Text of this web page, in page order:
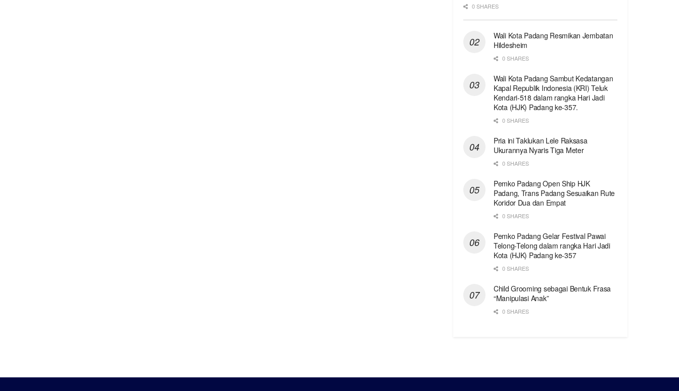
0 SHARES
Wali Kota Padang Resmikan Jembatan
Hildesheim
0 SHARES
Wali Kota Padang Sambut Kedatangan
Kapal Republik Indonesia (KRI) Teluk
Kendari-518 dalam rangka Hari Jadi
Kota (HJK) Padang ke-357.
0 SHARES
Pria ini Taklukan Lele Raksasa
Ukurannya Nyaris Tiga Meter
0 SHARES
Pemko Padang Open Ship HJK
Padang, Trans Padang Sesuaikan Rute
Koridor Dua dan Empat
0 SHARES
Pemko Padang Gelar Festival Pawai
Telong-Telong dalam rangka Hari Jadi
Kota (HJK) Padang ke-357
0 SHARES
Child Grooming sebagai Bentuk Frasa
“Manipulasi Anak”
0 SHARES